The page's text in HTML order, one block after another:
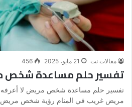
مقالات نت 21 مايو، 2025 456
تفسير حلم مساعدة شخص
تفسير حلم مساعدة شخص مريض لا أعرفه
مريض غريب في المنام رؤية شخص مريض